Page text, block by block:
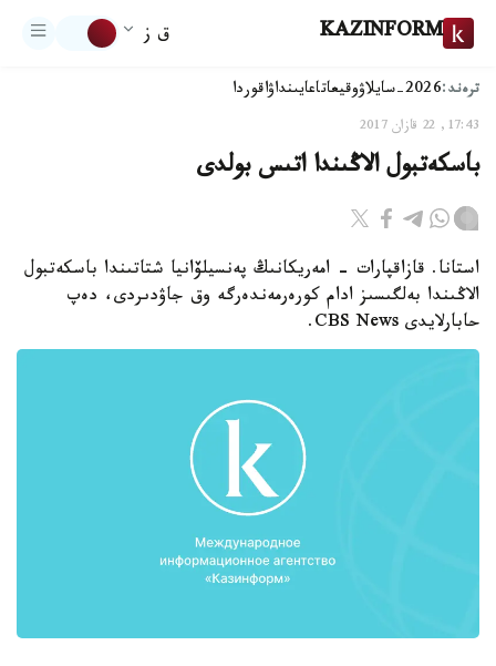
KAZINFORM ق ز
ترەند:2026-سايلاۋ وقيعاتاعايىنداۋاقوردا
17:43, 22 قازان 2017
باسكەتبول الاڭىندا اتىس بولدى
استانا. قازاقپارات - امەريكانىڭ پەنسيلۆانيا شتاتىندا باسكەتبول
الاڭىندا بەلگىسىز ادام كورەرمەندەرگە وق جاۋدىردى، دەپ
حابارلايدى CBS News.